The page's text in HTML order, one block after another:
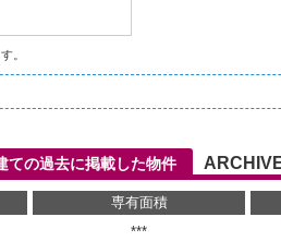
。
ての過去に掲載した物件
専有面積
***